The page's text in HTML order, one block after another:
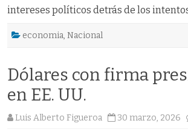
intereses políticos detrás de los
economia, Nacional
Dólares con firma
en EE. UU.
Luis Alberto Figueroa 30 marzo, 2026